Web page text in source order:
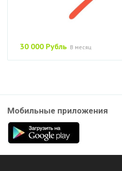
30 000 Рубль В месяц
Мобильные приложения